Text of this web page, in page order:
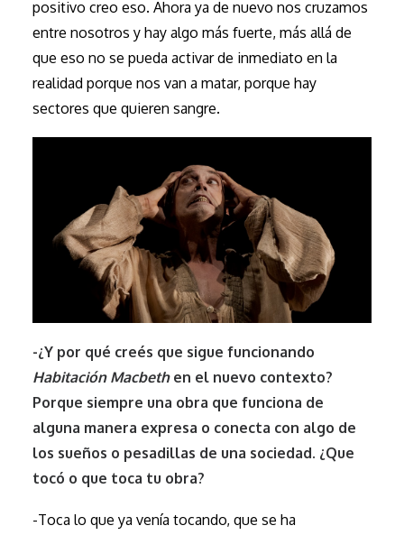
positivo creo eso. Ahora ya de nuevo nos cruzamos
entre nosotros y hay algo más fuerte, más allá de
que eso no se pueda activar de inmediato en la
realidad porque nos van a matar, porque hay
sectores que quieren sangre.
-¿Y por qué creés que sigue funcionando
Habitación Macbeth en el nuevo contexto?
Porque siempre una obra que funciona de
alguna manera expresa o conecta con algo de
los sueños o pesadillas de una sociedad. ¿Que
tocó o que toca tu obra?
-Toca lo que ya venía tocando, que se ha